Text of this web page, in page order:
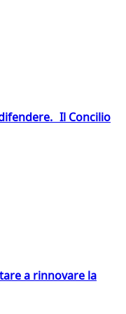
Il Concilio
a rinnovare la